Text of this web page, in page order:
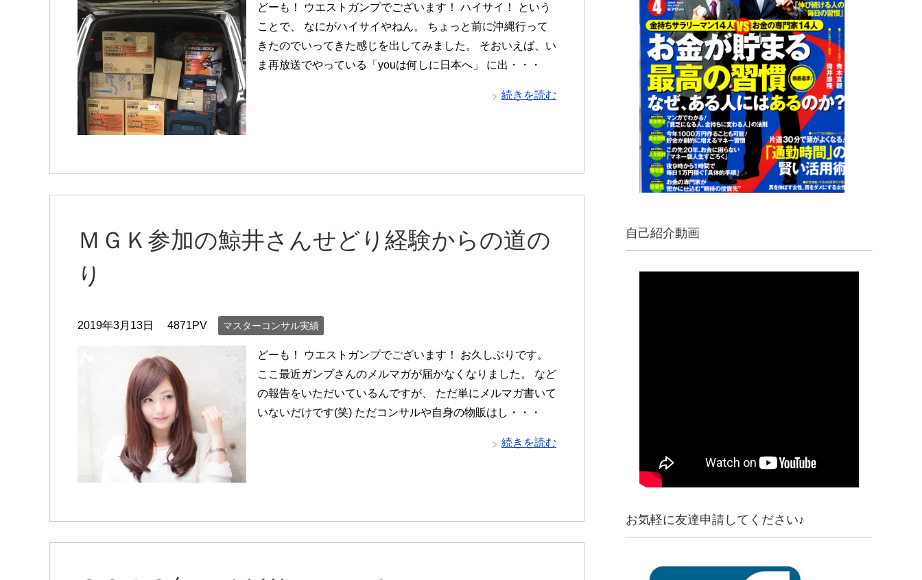
どーも！ ウエストガンプでございます！ ハイサイ！ という
ことで、 なにがハイサイやねん。 ちょっと前に沖縄行って
きたのでいってきた感じを出してみました。 そおいえば、い
ま再放送でやっている「youは何しに日本へ」 に出・・・
続きを読む
ＭＧＫ参加の鯨井さんせどり経験からの道の
り
2019年3月13日 4871PV マスターコンサル実績
どーも！ ウエストガンプでございます！ お久しぶりです。
ここ最近ガンプさんのメルマガが届かなくなりました。 など
の報告をいただいているんですが、 ただ単にメルマガ書いて
いないだけです(笑) ただコンサルや自身の物販はし・・・
続きを読む
自己紹介動画
お気軽に友達申請してください♪